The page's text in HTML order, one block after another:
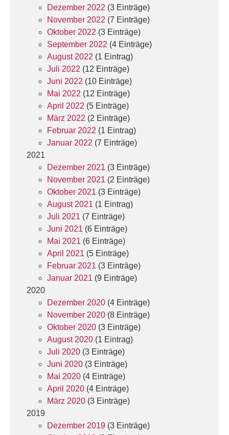
Dezember 2022 (3 Einträge)
November 2022 (7 Einträge)
Oktober 2022 (3 Einträge)
September 2022 (4 Einträge)
August 2022 (1 Eintrag)
Juli 2022 (12 Einträge)
Juni 2022 (10 Einträge)
Mai 2022 (12 Einträge)
April 2022 (5 Einträge)
März 2022 (2 Einträge)
Februar 2022 (1 Eintrag)
Januar 2022 (7 Einträge)
2021
Dezember 2021 (3 Einträge)
November 2021 (2 Einträge)
Oktober 2021 (3 Einträge)
August 2021 (1 Eintrag)
Juli 2021 (7 Einträge)
Juni 2021 (6 Einträge)
Mai 2021 (6 Einträge)
April 2021 (5 Einträge)
Februar 2021 (3 Einträge)
Januar 2021 (9 Einträge)
2020
Dezember 2020 (4 Einträge)
November 2020 (8 Einträge)
Oktober 2020 (3 Einträge)
August 2020 (1 Eintrag)
Juli 2020 (3 Einträge)
Juni 2020 (3 Einträge)
Mai 2020 (4 Einträge)
April 2020 (4 Einträge)
März 2020 (3 Einträge)
2019
Dezember 2019 (3 Einträge)